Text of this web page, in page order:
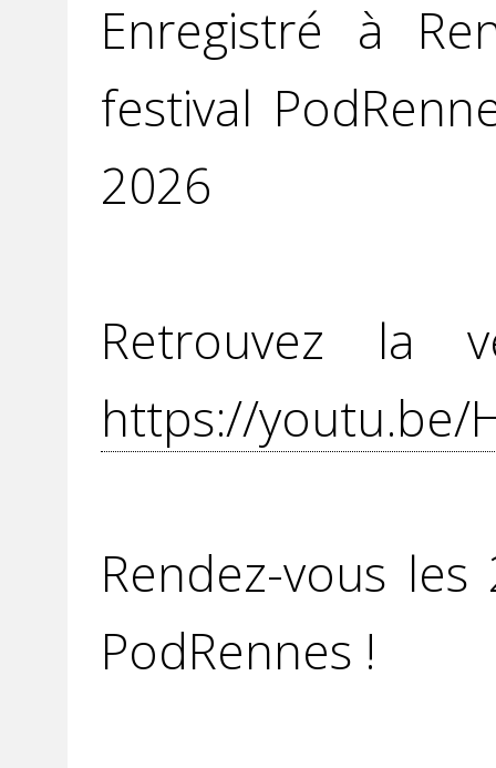
Enregistré à
festival
2026
Retrouvez la
https://youtu.be/
Rendez-vous
PodRennes !